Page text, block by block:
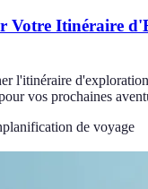
Votre Itinéraire
l'itinéraire
vos prochaines
planification de voyage